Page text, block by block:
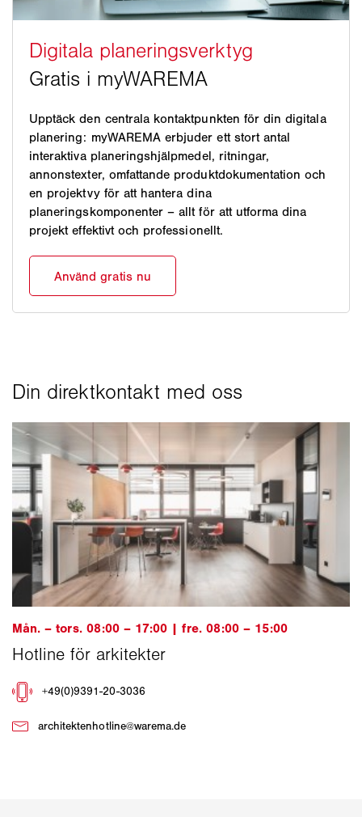
Upptäck den centrala kontaktpunkten för din digitala
planering: myWAREMA erbjuder ett stort antal
interaktiva planeringshjälpmedel, ritningar,
annonstexter, omfattande produktdokumentation och
en projektvy för att hantera dina
planeringskomponenter – allt för att utforma dina
projekt effektivt och professionellt.